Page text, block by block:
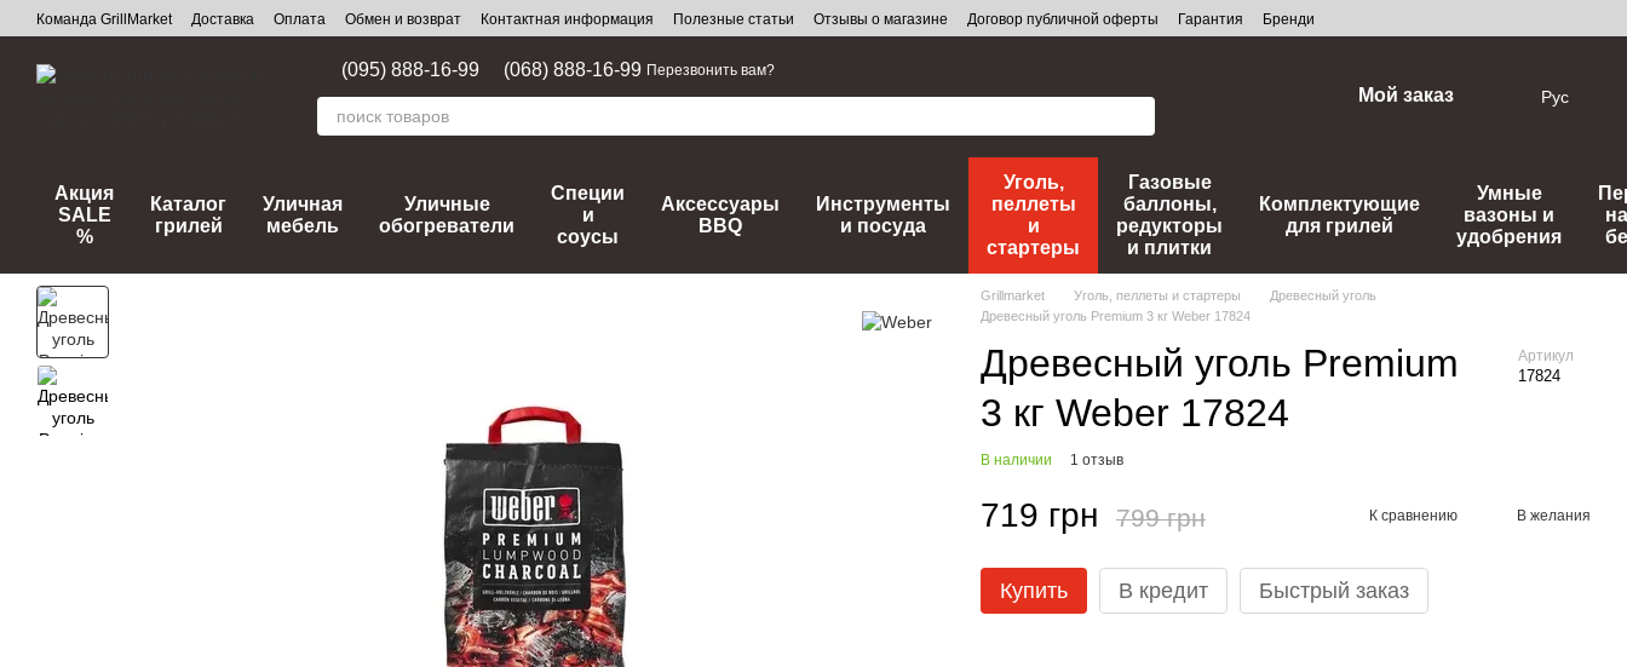
Перейти к основному контенту
Команда GrillMarket Доставка Оплата Обмен и возврат Контактная информация Полезные статьи Отзывы о магазине Договор публичной оферты Гарантия Бренди
(095) 888-16-99 (068) 888-16-99 Перезвонить вам?
Мой заказ Рус
Акция
SALE
%
Каталог
грилей
Уличная
мебель
Уличные
обогреватели
Специи
и
соусы
Аксессуары
BBQ
Инструменты
и посуда
Уголь,
пеллеты
и
стартеры
Газовые
баллоны,
редукторы
и плитки
Комплектующие
для грилей
Умные
вазоны и
удобрения
Grillmarket Уголь, пеллеты и стартеры
Древесный уголь
Древесный уголь Premium 3 кг Weber 17824
Древесный уголь Premium
3 кг Weber 17824
Артикул
17824
В наличии 1 отзыв
719 грн 799 грн К сравнению В желания
Купить В кредит Быстрый заказ